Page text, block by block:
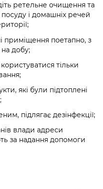
ретельне очищення та
і домашніх речей
приміщення поетапно, з
добу;
тільки
які були підтоплені
підлягає дезінфекції;
влади адреси
за надання допомоги